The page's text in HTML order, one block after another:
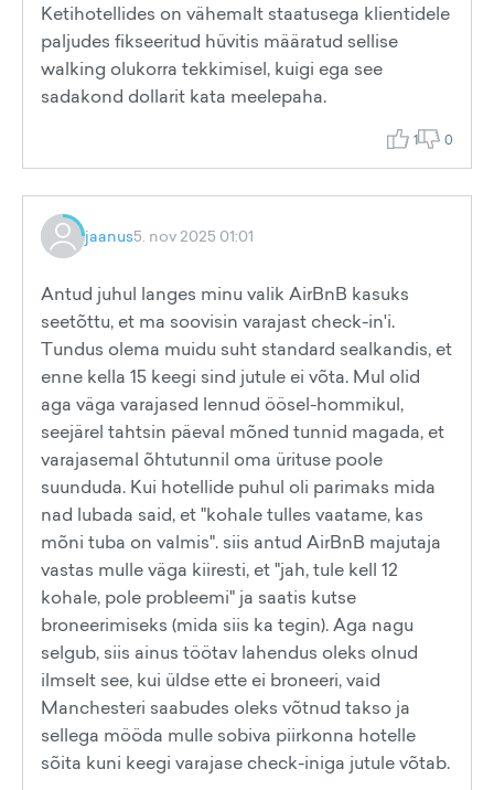
Ketihotellides on vähemalt staatusega klientidele
paljudes fikseeritud hüvitis määratud sellise
walking olukorra tekkimisel, kuigi ega see
sadakond dollarit kata meelepaha.
1 0
jaanus5. nov 2025 01:01
Antud juhul langes minu valik AirBnB kasuks
seetõttu, et ma soovisin varajast check-in'i.
Tundus olema muidu suht standard sealkandis, et
enne kella 15 keegi sind jutule ei võta. Mul olid
aga väga varajased lennud öösel-hommikul,
seejärel tahtsin päeval mõned tunnid magada, et
varajasemal õhtutunnil oma ürituse poole
suunduda. Kui hotellide puhul oli parimaks mida
nad lubada said, et "kohale tulles vaatame, kas
mõni tuba on valmis". siis antud AirBnB majutaja
vastas mulle väga kiiresti, et "jah, tule kell 12
kohale, pole probleemi" ja saatis kutse
broneerimiseks (mida siis ka tegin). Aga nagu
selgub, siis ainus töötav lahendus oleks olnud
ilmselt see, kui üldse ette ei broneeri, vaid
Manchesteri saabudes oleks võtnud takso ja
sellega mööda mulle sobiva piirkonna hotelle
sõita kuni keegi varajase check-iniga jutule võtab.